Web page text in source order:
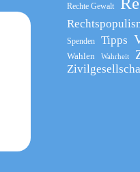
Rechte Gewalt
Spenden
Tipps
Wahlen Wahrheit